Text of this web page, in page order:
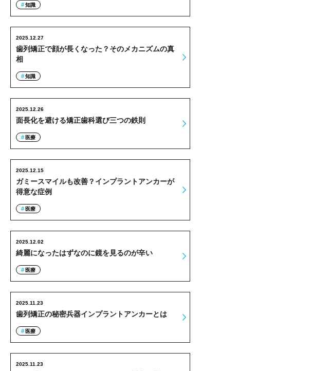
知識
歯列矯正で顔が長くなった？そのメカニズムの真
相
2025.12.27
知識
面長化を避ける矯正歯科選び三つの鉄則
2025.12.26
医療
ガミースマイルも改善？インプラントアンカーが
得意な症例
2025.12.15
医療
綺麗になったはずなのに鏡を見るのが辛い
2025.12.02
医療
歯列矯正の秘密兵器インプラントアンカーとは
2025.11.23
医療
2025.11.23